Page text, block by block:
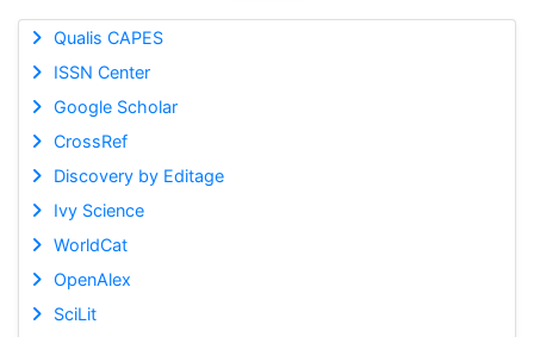
Qualis CAPES
ISSN Center
Google Scholar
CrossRef
Discovery by Editage
Ivy Science
WorldCat
OpenAlex
SciLit